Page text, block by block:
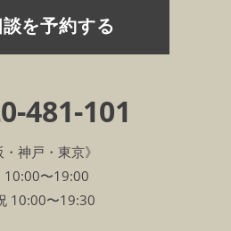
を予約する
481-101
・神戸・東京》
10:00〜19:00
10:00〜19:30